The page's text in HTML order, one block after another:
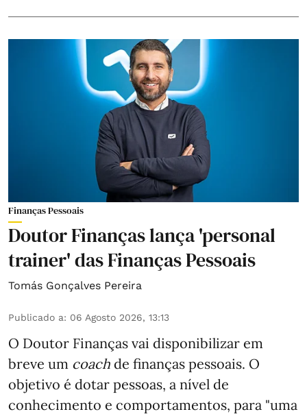
Finanças Pessoais
Doutor Finanças lança 'personal
trainer' das Finanças Pessoais
Tomás Gonçalves Pereira
Publicado a: 06 Agosto 2026, 13:13
O Doutor Finanças vai disponibilizar em
breve um coach de finanças pessoais. O
objetivo é dotar pessoas, a nível de
conhecimento e comportamentos, para "uma